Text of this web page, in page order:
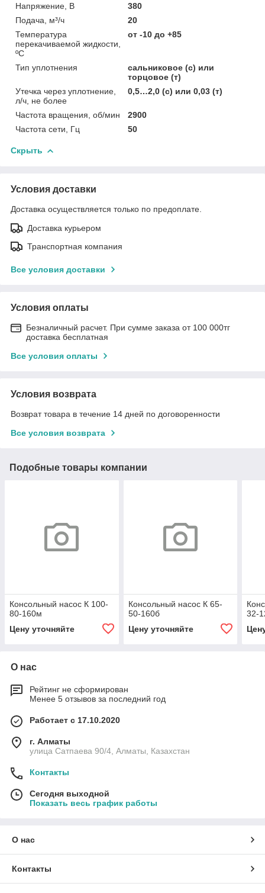
Напряжение, В
380
Подача, м³/ч
20
Температура
перекачиваемой жидкости,
ºС
от -10 до +85
Тип уплотнения
сальниковое (с) или
торцовое (т)
Утечка через уплотнение,
л/ч, не более
0,5…2,0 (с) или 0,03 (т)
Частота вращения, об/мин
2900
Частота сети, Гц
50
Скрыть
Условия доставки
Доставка осуществляется только по предоплате.
Доставка курьером
Транспортная компания
Все условия доставки
Условия оплаты
Безналичный расчет. При сумме заказа от 100 000тг
доставка бесплатная
Все условия оплаты
Условия возврата
Возврат товара в течение 14 дней по договоренности
Все условия возврата
Подобные товары компании
Консольный насос К 100-
80-160м
Цену уточняйте
Консольный насос К 65-
50-160б
Цену уточняйте
32-
О нас
Рейтинг не сформирован
Менее 5 отзывов за последний год
Работает с 17.10.2020
г. Алматы
улица Сатпаева 90/4, Алматы, Казахстан
Контакты
Сегодня выходной
Показать весь график работы
О нас
Контакты